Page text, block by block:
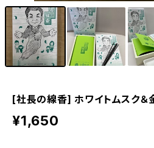
[社長の線香] ホワイトムスク＆
¥1,650